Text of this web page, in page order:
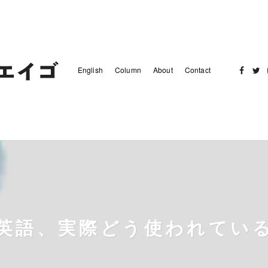
English Column About Contact
語、実際どう使われてい